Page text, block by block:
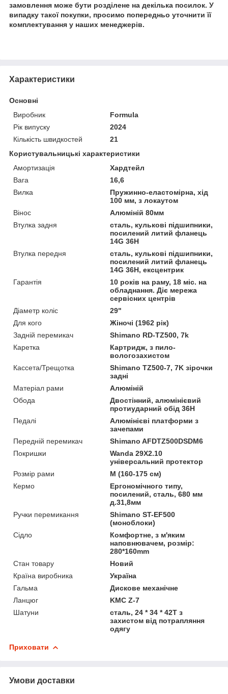
замовлення може бути розділене на декілька посилок. У
випадку такої покупки, просимо попередньо уточнити її
комплектування у наших менеджерів.
Характеристики
Основні
Виробник
Formula
Рік випуску
2024
Кількість швидкостей
21
Користувальницькі характеристики
Амортизація
Хардтейл
Вага
16,6
Вилка
Пружинно-еластомірна, хід
100 мм, з локаутом
Вінос
Алюміній 80мм
Втулка задня
сталь, кулькові підшипники,
посилений литий фланець
14G 36H
Втулка передня
сталь, кулькові підшипники,
посилений литий фланець
14G 36H, ексцентрик
Гарантія
10 років на раму, 18 міс. на
обладнання. Діє мережа
сервісних центрів
Діаметр коліс
29"
Для кого
Жіночі (1962 рік)
Задній перемикач
Shimano RD-TZ500, 7k
Каретка
Картридж, з пило-
вологозахистом
Кассета/Трещотка
Shimano TZ500-7, 7K зірочки
задні
Матеріал рами
Алюміній
Обода
Двостінний, алюмінієвий
протиударний обід 36H
Педалі
Алюмінієві платформи з
зачепами
Передній перемикач
Shimano AFDTZ500DSDM6
Покришки
Wanda 29X2.10
універсальний протектор
Розмір рами
M (160-175 см)
Кермо
Ергономічного типу,
посилений, сталь, 680 мм
д.31,8мм
Ручки перемикання
Shimano ST-EF500
(моноблоки)
Сідло
Комфортне, з м'яким
наповнювачем, розмiр:
280*160mm
Стан товару
Новий
Країна виробника
Україна
Гальма
Дискове механічне
Ланцюг
KMC Z-7
Шатуни
сталь, 24 * 34 * 42T з
захистом від потрапляння
одягу
Приховати
Умови доставки